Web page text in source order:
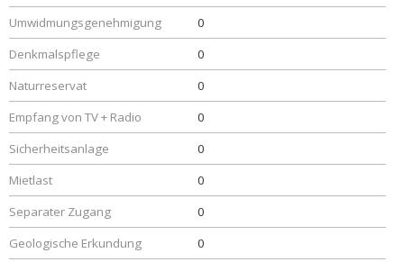
Umwidmungsgenehmigung
0
Denkmalspflege
0
Naturreservat
0
Empfang von TV + Radio
0
Sicherheitsanlage
0
Mietlast
0
Separater Zugang
0
Geologische Erkundung
0